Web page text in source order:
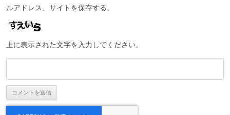
ルアドレス、サイトを保存する。
上に表示された文字を入力してください。